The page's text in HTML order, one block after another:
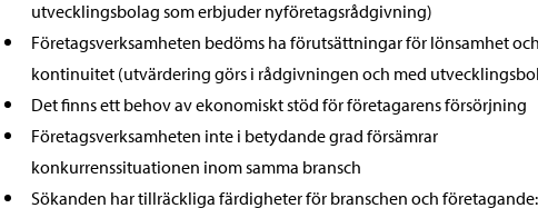
utvecklingsbolag som erbjuder nyföretagsrådgivning)
Företagsverksamheten bedöms ha förutsättningar för lönsamhet och
kontinuitet (utvärdering görs i rådgivningen och med
Det finns ett behov av ekonomiskt stöd för företagarens försörjning
Företagsverksamheten inte i betydande grad försämrar
konkurrenssituationen inom samma bransch
Sökanden har tillräckliga färdigheter för branschen och företagande: